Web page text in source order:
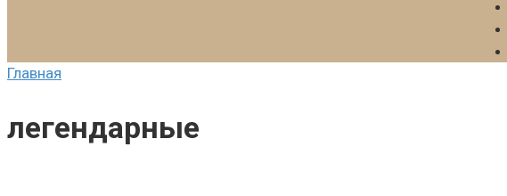
Главная
легендарные